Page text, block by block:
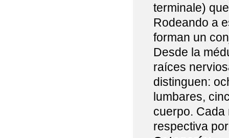
terminale)
Rodeando a
forman un
Desde la
raíces
distinguen:
lumbares,
cuerpo.
respectiva